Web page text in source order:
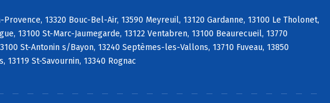
13320 Bouc-Bel-Air, 13590 Meyreuil, 13120 Gardanne, 13100 Le Tholonet,
13100 St-Marc-Jaumegarde, 13122 Ventabren, 13100 Beaurecueil, 13770
St-Antonin s/Bayon, 13240 Septèmes-les-Vallons, 13710 Fuveau, 13850
13119 St-Savournin, 13340 Rognac